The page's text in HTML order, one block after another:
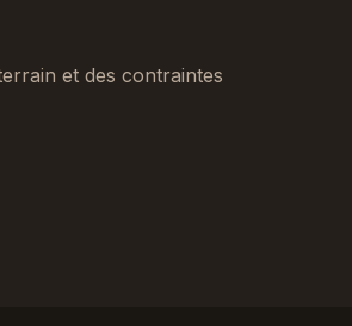
et des contraintes